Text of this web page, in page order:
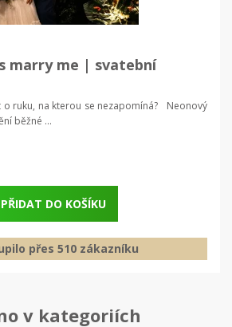
marry me | svatební
o ruku, na kterou se nezapomíná? Neonový
běžné ...
PŘIDAT DO KOŠÍKU
přes 510 zákazníku
v kategoriích